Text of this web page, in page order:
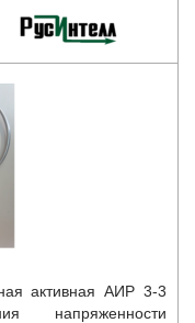
активная АИР 3-3
напряженности